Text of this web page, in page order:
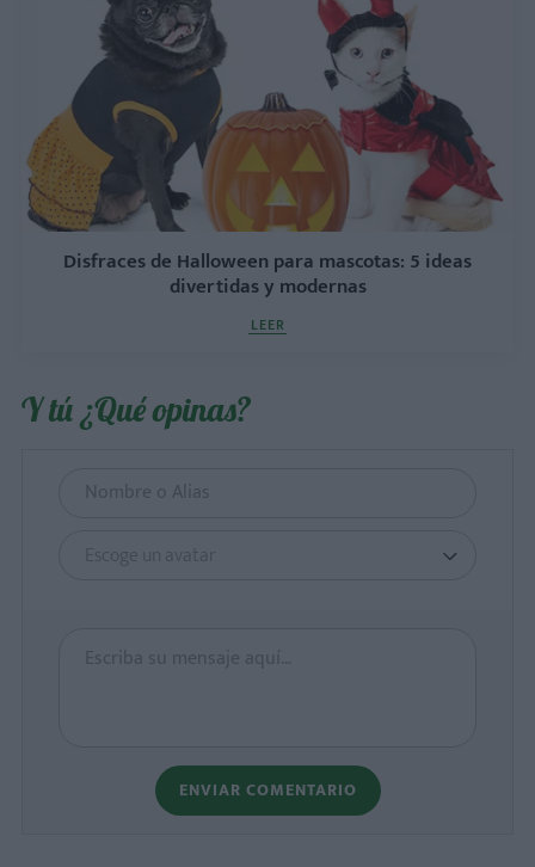
Disfraces de Halloween para mascotas: 5 ideas
divertidas y modernas
LEER
Y tú ¿Qué opinas?
Escoge un avatar
ENVIAR COMENTARIO